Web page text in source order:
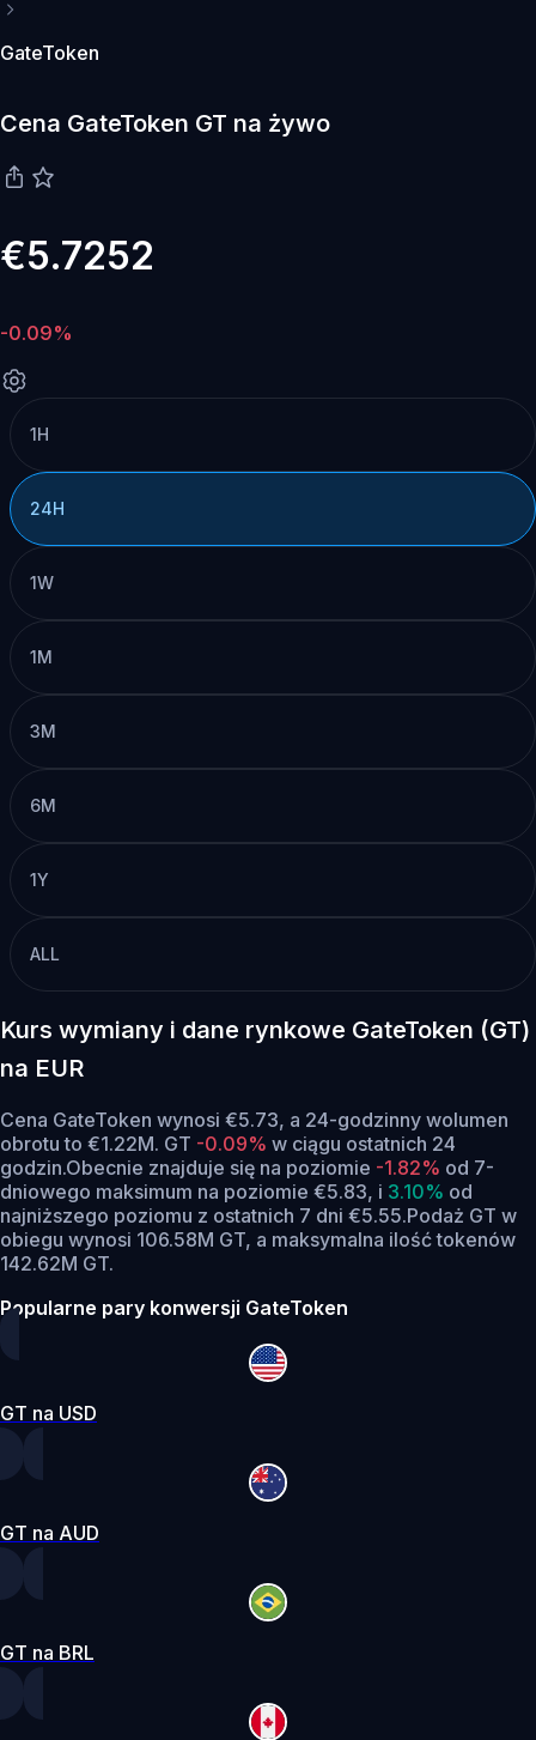
GateToken
Cena GateToken GT na żywo
€5.7252
-0.09%
1H
24H
1W
1M
3M
6M
1Y
ALL
Kurs wymiany i dane rynkowe GateToken (GT)
na EUR
Cena GateToken wynosi €5.73, a 24-godzinny wolumen
obrotu to €1.22M. GT -0.09% w ciągu ostatnich 24
godzin.Obecnie znajduje się na poziomie -1.82% od 7-
dniowego maksimum na poziomie €5.83, i 3.10% od
najniższego poziomu z ostatnich 7 dni €5.55.Podaż GT w
obiegu wynosi 106.58M GT, a maksymalna ilość tokenów
142.62M GT.
Popularne pary konwersji GateToken
GT na USD
GT na AUD
GT na BRL